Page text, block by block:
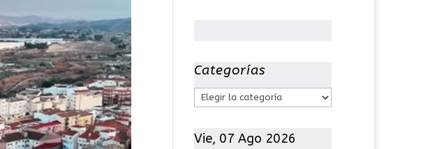
Categorías
C
t
Vie, 07 Ago 2026